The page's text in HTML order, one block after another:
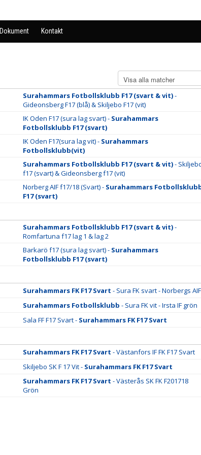
Dokument Kontakt
Surahammars Fotbollsklubb F17 (svart & vit)-
Gideonsberg F17 (blå) & Skiljebo F17 (vit)
IK Oden F17 (sura lag svart) - Surahammars
Fotbollsklubb F17 (svart)
IK Oden F17(sura lag vit) - Surahammars
Fotbollsklubb(vit)
Surahammars Fotbollsklubb F17 (svart & vit)-
f17 (svart) & Gideonsberg f17 (vit)
Norberg AIF f17/18 (Svart) - Surahammars
F17 (svart)
Surahammars Fotbollsklubb F17 (svart & vit)-
Romfartuna f17 lag 1 & lag 2
Barkarö f17 (sura lag svart) - Surahammars
Fotbollsklubb F17 (svart)
Surahammars FK F17 Svart - Sura FK svart - Norbergs AIF
Surahammars Fotbollsklubb - Sura FK vit - Irsta IF grön
Sala FF F17 Svart - Surahammars FK F17 Svart
Surahammars FK F17 Svart - Västanfors IF FK F17 Svart
Skiljebo SK F 17 Vit - Surahammars FK F17 Svart
Surahammars FK F17 Svart - Västerås SK FK F201718
Grön